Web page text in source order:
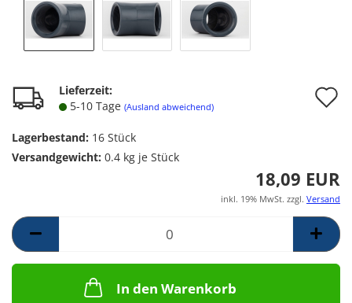
Lieferzeit:
5-10 Tage (Ausland abweichend)
Lagerbestand: 16 Stück
Versandgewicht: 0.4 kg je Stück
18,09 EUR
inkl. 19% MwSt. zzgl. Versand
In den Warenkorb